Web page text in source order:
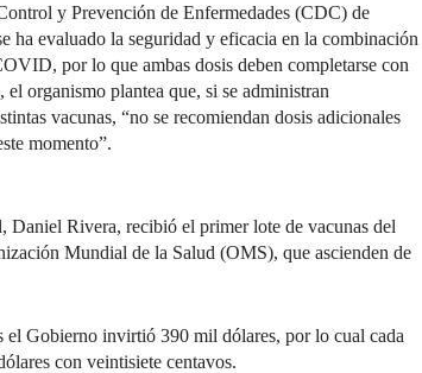
y Prevención de Enfermedades (CDC) de
ha evaluado la seguridad y eficacia en la combinación
por lo que ambas dosis deben completarse con
organismo plantea que, si se administran
vacunas, “no se recomiendan dosis adicionales
momento”.
Daniel Rivera, recibió el primer lote de vacunas del
Mundial de la Salud (OMS), que ascienden de
el Gobierno invirtió 390 mil dólares, por lo cual cada
con veintisiete centavos.